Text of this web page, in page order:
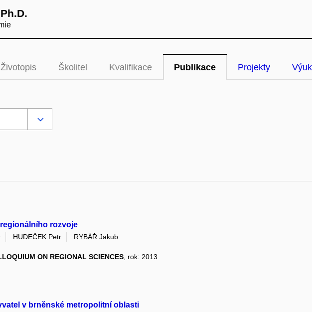
Životopis Školitel Kvalifikace Publikace Projekty
rozvoje
HUDEČEK Petr
RYBÁŘ Jakub
ON REGIONAL SCIENCES, rok: 2013
v brněnské metropolitní oblasti